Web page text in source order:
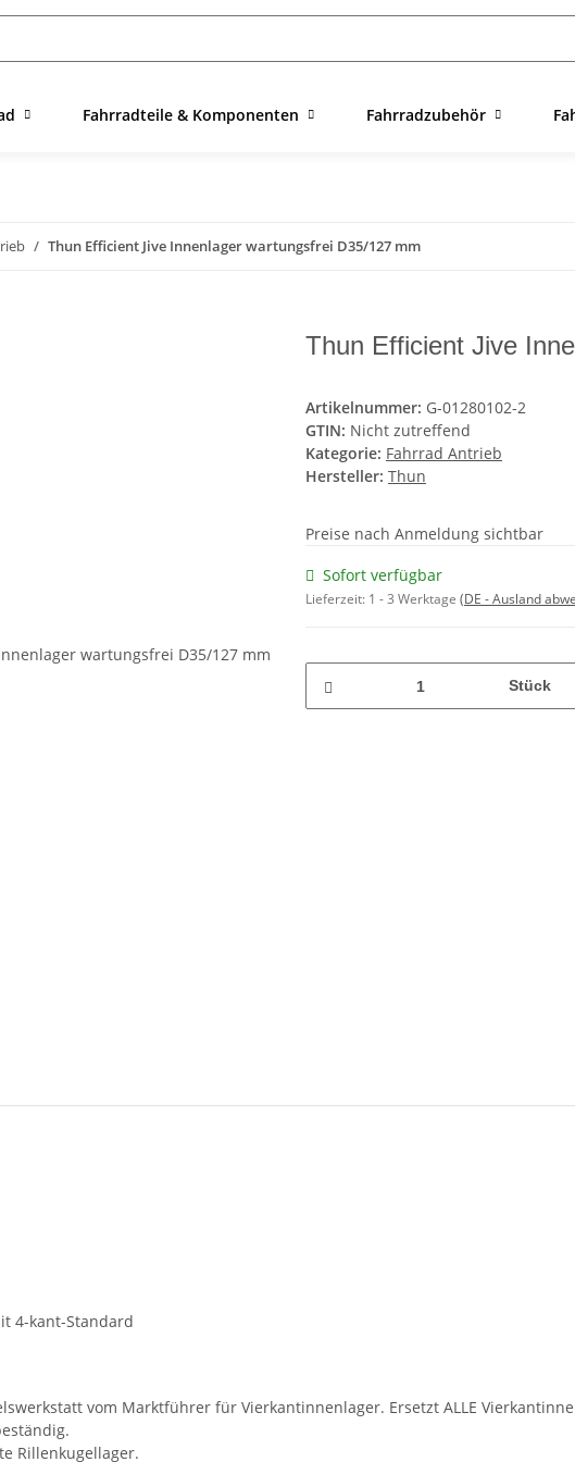
Fahrradteile & Komponenten Fahrradzubehör
Thun Efficient Jive Innenlager wartungsfrei D35/127 mm
Thun Efficient Jive
Artikelnummer: G-01280102-2
GTIN: Nicht zutreffend
Kategorie: Fahrrad Antrieb
Hersteller: Thun
Preise nach Anmeldung sichtbar
Sofort verfügbar
Lieferzeit: 1 - 3 Werktage (DE - Ausland
Stück
4-kant-Standard
vom Marktführer für Vierkantinnenlager. Ersetzt ALLE
Rillenkugellager.